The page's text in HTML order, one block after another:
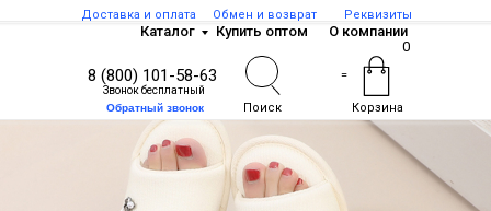
8 (800) 101-58-63
Звонок бесплатный
Каталог Купить оптом О компании
Доставка и оплата Обмен и возврат Реквизиты
0
=
Обратный звонок Поиск Корзина